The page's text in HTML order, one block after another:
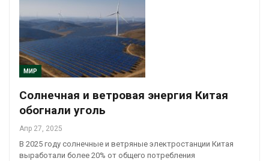
МИР
Солнечная и ветровая энергия Китая
обогнали уголь
Апр 27, 2025
В 2025 году солнечные и ветряные электростанции Китая
выработали более 20% от общего потребления